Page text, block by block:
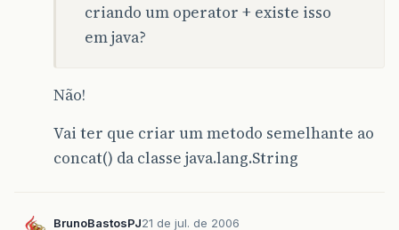
criando um operator + existe isso
em java?
Não!
Vai ter que criar um metodo semelhante ao
concat() da classe java.lang.String
BrunoBastosPJ21 de jul. de 2006